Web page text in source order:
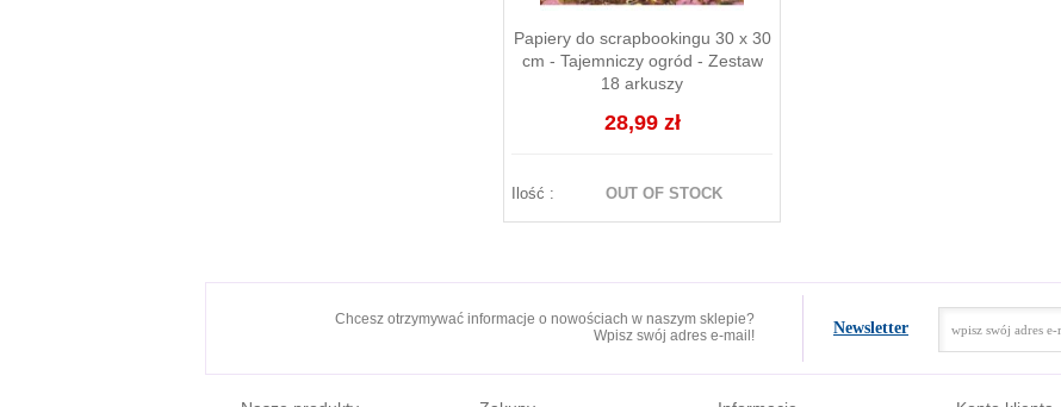
Papiery do scrapbookingu 30 x 30
cm - Tajemniczy ogród - Zestaw
18 arkuszy
28,99 zł
Ilość : OUT OF STOCK
Chcesz otrzymywać informacje o nowościach w naszym sklepie?
Wpisz swój adres e-mail!
Newsletter